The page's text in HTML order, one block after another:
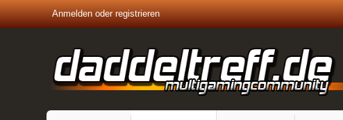
Anmelden oder registrieren